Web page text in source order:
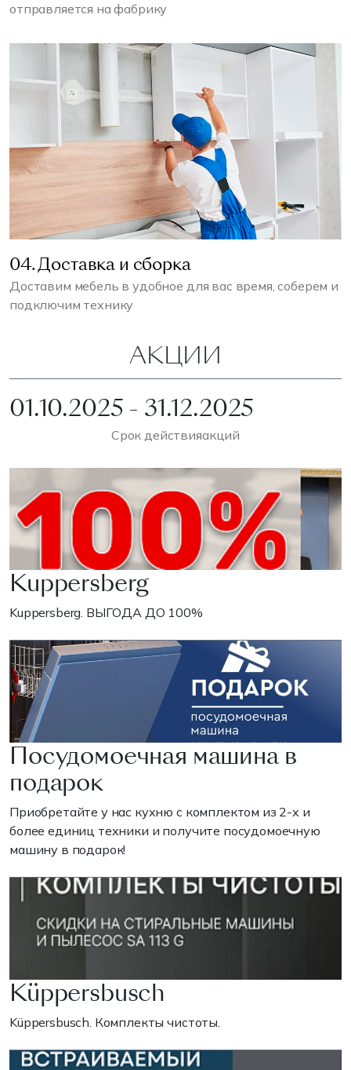
отправляется на фабрику
04. Доставка и сборка
Доставим мебель в удобное для вас время, соберем и
подключим технику
АКЦИИ
01.10.2025 - 31.12.2025
Срок действияакций
Kuppersberg
Kuppersberg. ВЫГОДА ДО 100%
Посудомоечная машина в
подарок
Приобретайте у нас кухню с комплектом из 2-х и
более единиц техники и получите посудомоечную
машину в подарок!
Küppersbusch
Küppersbusch. Комплекты чистоты.